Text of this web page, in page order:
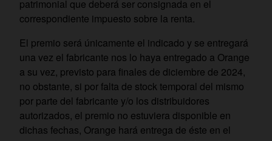
patrimonial que deberá ser consignada en el
correspondiente impuesto sobre la renta.
El premio será únicamente el indicado y se entregará
una vez el fabricante nos lo haya entregado a Orange
a su vez, previsto para finales de diciembre de 2024,
no obstante, si por falta de stock temporal del mismo
por parte del fabricante y/o los distribuidores
autorizados, el premio no estuviera disponible en
dichas fechas, Orange hará entrega de éste en el